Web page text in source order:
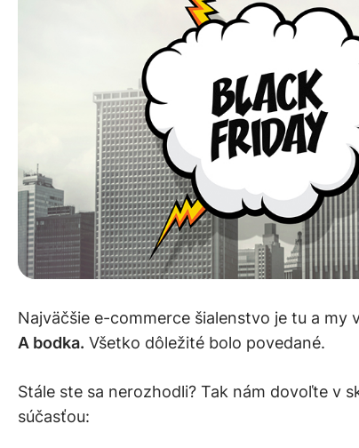
Najväčšie e-commerce šialenstvo je tu a
A bodka. Všetko dôležité bolo povedané.
Stále ste sa nerozhodli? Tak nám dovoľte v
súčasťou: